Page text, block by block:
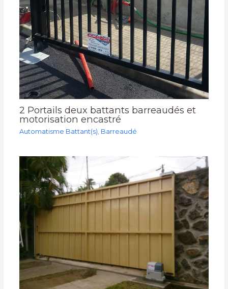
2 Portails deux battants barreaudés et
motorisation encastré
Automatisme Battant(s) Barreaudé